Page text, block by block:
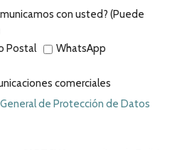
con usted? (Puede
Postal WhatsApp
comerciales
de Protección de Datos